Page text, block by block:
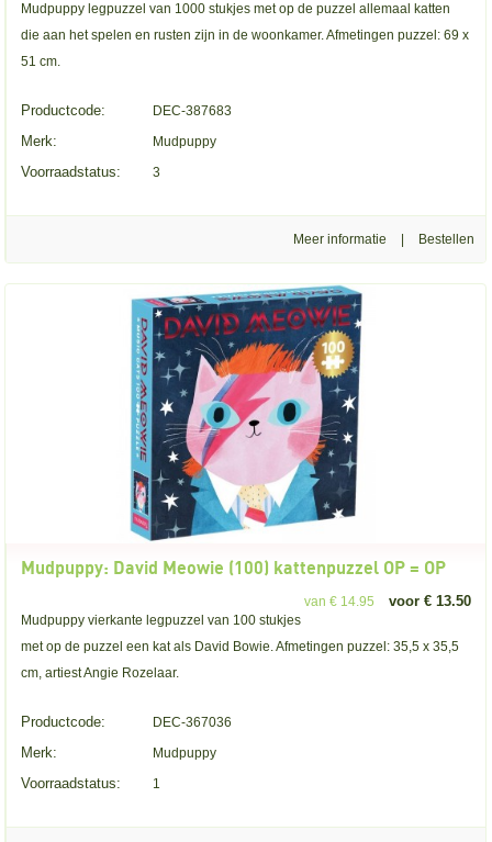
Mudpuppy legpuzzel van 1000 stukjes met op de puzzel allemaal katten
die aan het spelen en rusten zijn in de woonkamer. Afmetingen puzzel: 69 x
51 cm.
Productcode: DEC-387683
Merk: Mudpuppy
Voorraadstatus: 3
Meer informatie
Mudpuppy: David Meowie (100) kattenpuzzel OP = OP
voor € 13.50
van € 14.95
Mudpuppy vierkante legpuzzel van 100 stukjes
met op de puzzel een kat als David Bowie. Afmetingen puzzel: 35,5 x 35,5
cm, artiest Angie Rozelaar.
Productcode: DEC-367036
Merk: Mudpuppy
Voorraadstatus: 1